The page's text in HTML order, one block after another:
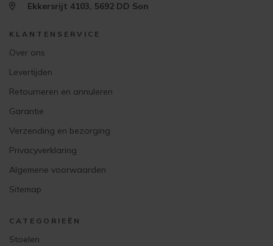
Ekkersrijt 4103, 5692 DD Son
KLANTENSERVICE
Over ons
Levertijden
Retourneren en annuleren
Garantie
Verzending en bezorging
Privacyverklaring
Algemene voorwaarden
Sitemap
CATEGORIEËN
Stoelen